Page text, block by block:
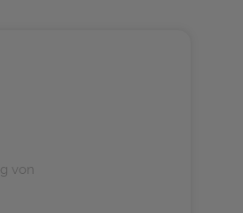
von